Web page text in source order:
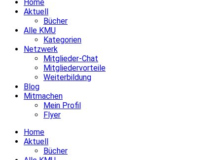
Home
Aktuell
Bücher
Alle KMU
Kategorien
Netzwerk
Mitglieder-Chat
Mitgliedervorteile
Weiterbildung
Blog
Mitmachen
Mein Profil
Flyer
Home
Aktuell
Bücher